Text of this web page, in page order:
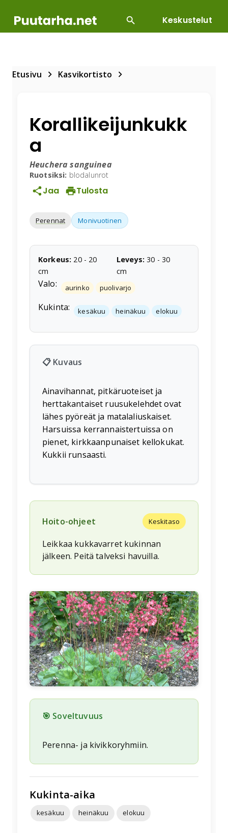
Keskustelut
Etusivu Kasvikortisto
Korallikeijunkukk
a
Heuchera sanguinea
Ruotsiksi: blodalunrot
Jaa Tulosta
Perennat Monivuotinen
Korkeus: 20- 20
cm
Leveys: 30 - 30
cm
Valo: aurinko puolivarjo
Kukinta: kesäkuu heinäkuu elokuu
📋 Kuvaus
Ainavihannat, pitkäruoteiset ja
herttakantaiset ruusukelehdet ovat
lähes pyöreät ja matalaliuskaiset.
Harsuissa kerrannaistertuissa on
pienet, kirkkaanpunaiset kellokukat.
Kukkii runsaasti.
Hoito-ohjeet Keskitaso
Leikkaa kukkavarret kukinnan
jälkeen. Peitä talveksi havuilla.
🌱
🎯 Soveltuvuus
Perenna- ja kivikkoryhmiin.
Kukinta-aika
kesäkuu heinäkuu elokuu